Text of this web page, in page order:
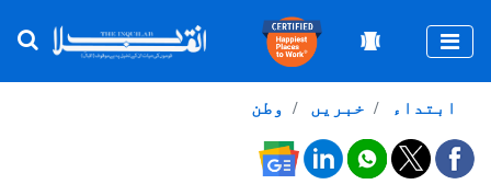
وطن خبریں ابتداء